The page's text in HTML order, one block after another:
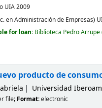
UIA2009
en Administración de Empresas)
for loan: Biblioteca Pedro Arrupe
producto de
Universidad
file; Format:electronic